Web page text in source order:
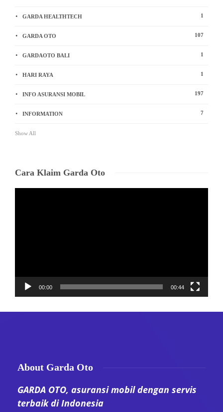
GARDA HEALTHTECH 1
GARDA OTO 107
GARDAOTO BALI 1
HARI RAYA 1
INFO ASURANSI MOBIL 197
INFORMATION 7
Show All
Cara Klaim Garda Oto
00:00 00:44
About Garda Oto
GARDA OTO, asuransi mobil dengan servis
terbaik di Indonesia